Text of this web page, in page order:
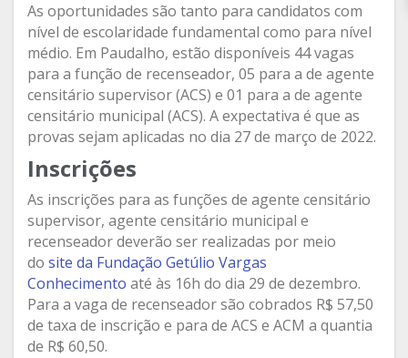
As oportunidades são tanto para candidatos com
nível de escolaridade fundamental como para nível
médio. Em Paudalho, estão disponíveis 44 vagas
para a função de recenseador, 05 para a de agente
censitário supervisor (ACS) e 01 para a de agente
censitário municipal (ACS). A expectativa é que as
provas sejam aplicadas no dia 27 de março de 2022.
Inscrições
As inscrições para as funções de agente censitário
supervisor, agente censitário municipal e
recenseador deverão ser realizadas por meio
do site da Fundação Getúlio Vargas
Conhecimento até às 16h do dia 29 de dezembro.
Para a vaga de recenseador são cobrados R$ 57,50
de taxa de inscrição e para de ACS e ACM a quantia
de R$ 60,50.